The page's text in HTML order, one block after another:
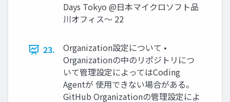
Days Tokyo @日本マイクロソフト品
川オフィス〜 22
23.
Organization設定について •
Organizationの中のリポジトリにつ
いて管理設定によってはCoding
Agentが 使用できない場合がある。
GitHub Organizationの管理設定によ